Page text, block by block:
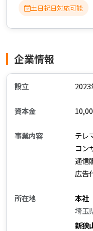
土日祝日対応可能
企業情報
設立 2023
資本金
事業内容
テレ
コン
通
広告
所在地
本社
埼玉
新狭